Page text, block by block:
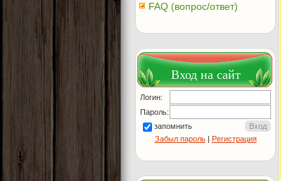
FAQ (вопрос/ответ)
Вход на сайт
Логин:
Пароль:
запомнить
Забыл пароль| Регистрация